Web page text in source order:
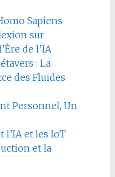
Sapiens
sur
de l’IA
: La
des Fluides
Personnel, Un
l’IA et les IoT
et la